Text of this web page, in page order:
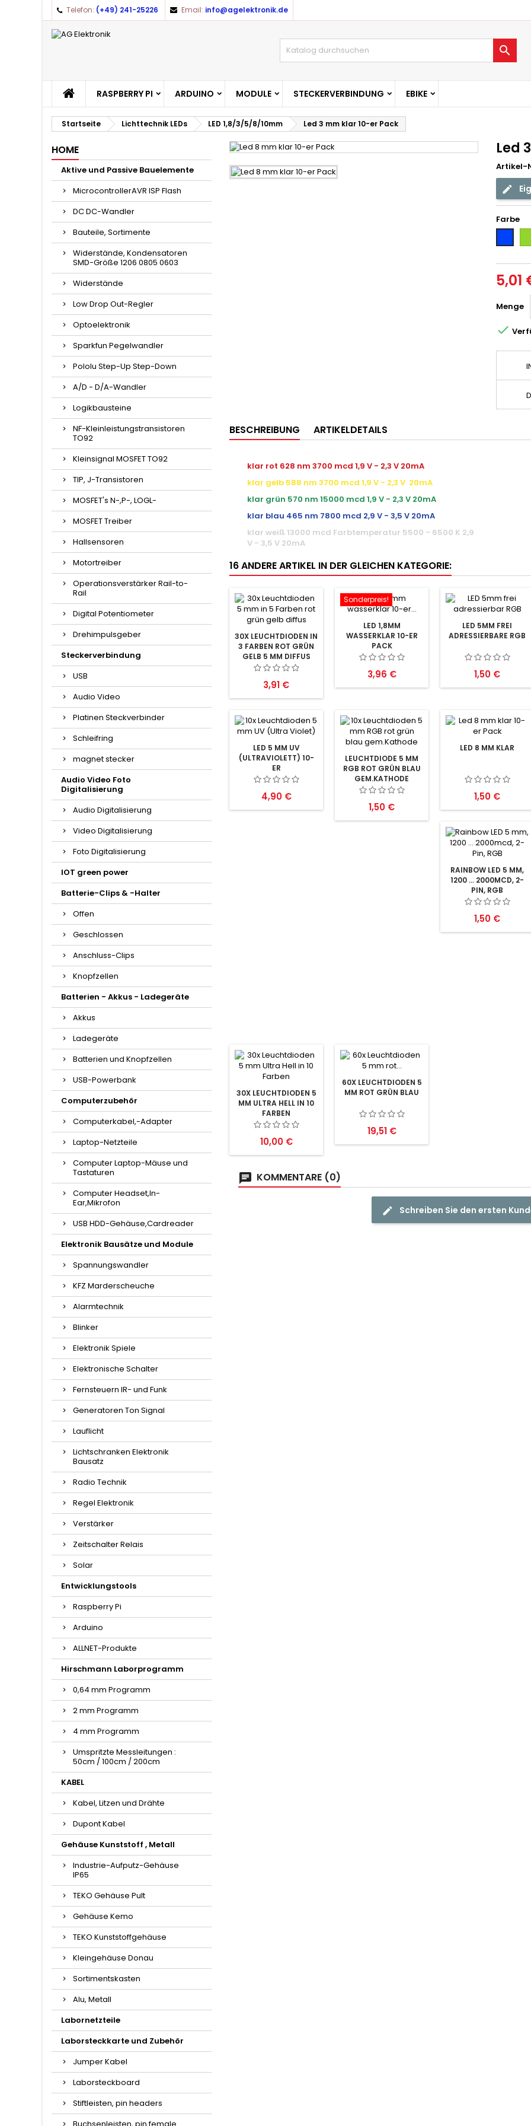
Telefon: (+49) 241-25226 Email: info@agelektronik.de

RASPBERRY PI ARDUINO MODULE STECKERVERBINDUNG EBIKE
Startseite Lichttechnik LEDs LED 1,8/3/5/8/10mm Led 3 mm klar 10-er Pack
HOME
Aktive und Passive Bauelemente
MicrocontrollerAVR ISP Flash
DC DC-Wandler
Bauteile, Sortimente
Widerstände, Kondensatoren
SMD-Größe 1206 0805 0603
Widerstände
Low Drop Out-Regler
Optoelektronik
Sparkfun Pegelwandler
Pololu Step-Up Step-Down
A/D - D/A-Wandler
Logikbausteine
NF-Kleinleistungstransistoren
TO92
Kleinsignal MOSFET TO92
TIP, J-Transistoren
MOSFET's N-,P-, LOGL-
MOSFET Treiber
Hallsensoren
Motortreiber
Operationsverstärker Rail-to-
Rail
Digital Potentiometer
Drehimpulsgeber
Steckerverbindung
USB
Audio Video
Platinen Steckverbinder
Schleifring
magnet stecker
Audio Video Foto
Digitalisierung
Audio Digitalisierung
Video Digitalisierung
Foto Digitalisierung
IOT green power
Batterie-Clips & -Halter
Offen
Geschlossen
Anschluss-Clips
Knopfzellen
Batterien - Akkus - Ladegeräte
Akkus
Ladegeräte
Batterien und Knopfzellen
USB-Powerbank
Computerzubehör
Computerkabel,-Adapter
Laptop-Netzteile
Computer Laptop-Mäuse und
Tastaturen
Computer Headset,In-
Ear,Mikrofon
USB HDD-Gehäuse,Cardreader
Elektronik Bausätze und Module
Spannungswandler
KFZ Marderscheuche
Alarmtechnik
Blinker
Elektronik Spiele
Elektronische Schalter
Fernsteuern IR- und Funk
Generatoren Ton Signal
Lauflicht
Lichtschranken Elektronik
Bausatz
Radio Technik
Regel Elektronik
Verstärker
Zeitschalter Relais
Solar
Entwicklungstools
Raspberry Pi
Arduino
ALLNET-Produkte
Hirschmann Laborprogramm
0,64 mm Programm
2 mm Programm
4 mm Programm
Umspritzte Messleitungen :
50cm / 100cm / 200cm
KABEL
Kabel, Litzen und Drähte
Dupont Kabel
Gehäuse Kunststoff , Metall
Industrie-Aufputz-Gehäuse
IP65
TEKO Gehäuse Pult
Gehäuse Kemo
TEKO Kunststoffgehäuse
Kleingehäuse Donau
Sortimentskasten
Alu, Metall
Labornetzteile
Laborsteckkarte und Zubehör
Jumper Kabel
Laborsteckboard
Stiftleisten, pin headers
Led
Artikel-
Farbe
5,01
Menge

BESCHREIBUNG ARTIKELDETAILS
klar rot 628 nm 3700 mcd 1,9 V - 2,3 V 20mA
klar gelb 588 nm 3700 mcd 1,9 V - 2,3 V 20mA
klar grün 570 nm 15000 mcd 1,9 V - 2,3 V 20mA
klar blau 465 nm 7800 mcd 2,9 V - 3,5 V 20mA
klar weiß 13000 mcd Farbtemperatur 5500 - 6500 K 2,9
V - 3,5 V 20mA
16 ANDERE ARTIKEL IN DER GLEICHEN KATEGORIE:
30X LEUCHTDIODEN IN
3 FARBEN ROT GRÜN
GELB 5 MM DIFFUS
Preis
3,91 €
Sonderpreis!
LED 1,8MM
WASSERKLAR 10-ER
PACK
Preis
3,96 €
LED 5MM FREI
ADRESSIERBARE RGB
Preis
1,50 €
LED 5 MM UV
(ULTRAVIOLETT) 10-
ER
Preis
4,90 €
LEUCHTDIODE 5 MM
RGB ROT GRÜN BLAU
GEM.KATHODE
Preis
1,50 €
LED 8 MM KLAR
Preis
1,50 €
RAINBOW LED 5 MM,
1200 ... 2000MCD, 2-
PIN, RGB
Preis
1,50 €
30X LEUCHTDIODEN 5
MM ULTRA HELL IN 10
FARBEN
Preis
10,00 €
60X LEUCHTDIODEN 5
MM ROT GRÜN BLAU
Preis
19,51 €
KOMMENTARE (0)
Schreiben Sie den ersten